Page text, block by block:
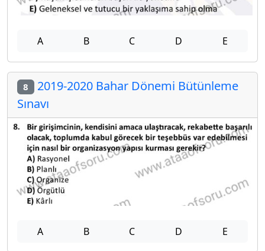
A B C D E
8 2019-2020 Bahar Dönemi Bütünleme
Sınavı
A B C D E